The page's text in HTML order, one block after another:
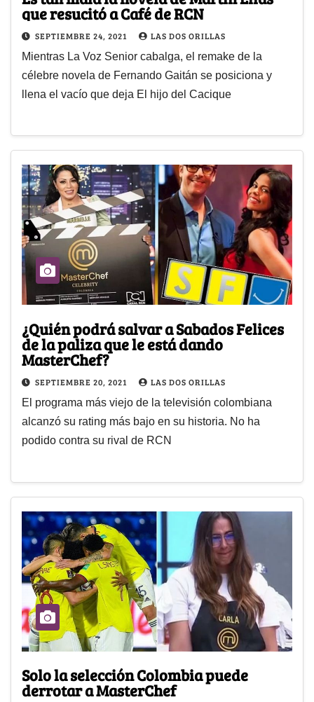
que resucitó a Café de RCN
SEPTIEMBRE 24, 2021 LAS DOS ORILLAS
Mientras La Voz Senior cabalga, el remake de la
célebre novela de Fernando Gaitán se posiciona y
llena el vacío que deja El hijo del Cacique
¿Quién podrá salvar a Sabados Felices
de la paliza que le está dando
MasterChef?
SEPTIEMBRE 20, 2021 LAS DOS ORILLAS
El programa más viejo de la televisión colombiana
alcanzó su rating más bajo en su historia. No ha
podido contra su rival de RCN
Solo la selección Colombia puede
derrotar a MasterChef